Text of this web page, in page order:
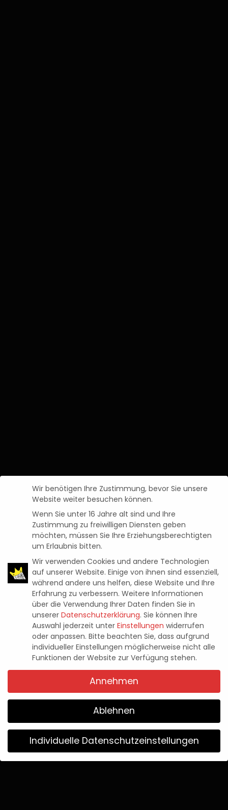
News
MISTS OF PANDARIA CLASSIC:
INHALTSUPDATE „LANDUNG“ AB
SOFORT VERFÜGBAR
Posted
Wir benötigen Ihre Zustimmung, bevor Sie unsere
Website weiter besuchen können.
Wenn Sie unter 16 Jahre alt sind und Ihre
Zustimmung zu freiwilligen Diensten geben
möchten, müssen Sie Ihre Erziehungsberechtigten
um Erlaubnis bitten.
Wir verwenden Cookies und andere Technologien
auf unserer Website. Einige von ihnen sind essenziell,
während andere uns helfen, diese Website und Ihre
Erfahrung zu verbessern. Weitere Informationen
über die Verwendung Ihrer Daten finden Sie in
unserer Datenschutzerklärung. Sie können Ihre
Auswahl jederzeit unter Einstellungen widerrufen
oder anpassen. Bitte beachten Sie, dass aufgrund
individueller Einstellungen möglicherweise nicht alle
Funktionen der Website zur Verfügung stehen.
Annehmen
Ablehnen
Individuelle Datenschutzeinstellungen
Wir verwenden Cookies